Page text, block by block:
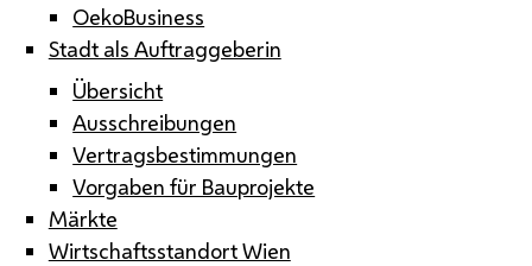
OekoBusiness
Stadt als Auftraggeberin
Übersicht
Ausschreibungen
Vertragsbestimmungen
Vorgaben für Bauprojekte
Märkte
Wirtschaftsstandort Wien